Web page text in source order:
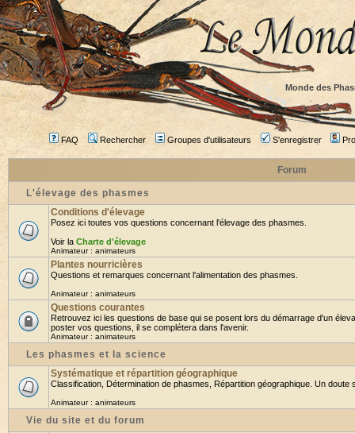
Monde des
FAQ Rechercher Groupes d'utilisateurs S'enregistrer
Forum
L'élevage des phasmes
Conditions d'élevage
Posez ici toutes vos questions concernant l'élevage des phasmes.
Voir la Charte d'élevage
Animateur : animateurs
Plantes nourricières
Questions et remarques concernant l'alimentation des phasmes.
Animateur : animateurs
Questions courantes
Retrouvez ici les questions de base qui se posent lors du démarrage d'un
poster vos questions, il se complétera dans l'avenir.
Animateur : animateurs
Les phasmes et la science
Systématique et répartition géographique
Classification, Détermination de phasmes, Répartition géographique. Un doute
Animateur : animateurs
Vie du site et du forum